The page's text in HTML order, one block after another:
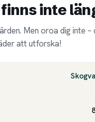
inte
Men oroa dig inte –
att utforska!